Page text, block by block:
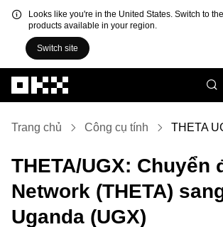
Looks like you're in the United States. Switch to
products available in your region.
Switch site
Trang chủ Công cụ tính THETA
THETA/UGX: Chuyển
Network (THETA)
Uganda (UGX)